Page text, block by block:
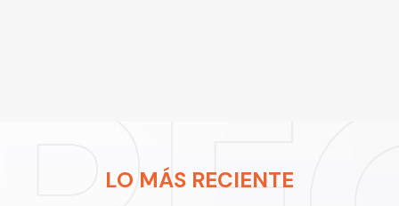
LO MÁS RECIENTE